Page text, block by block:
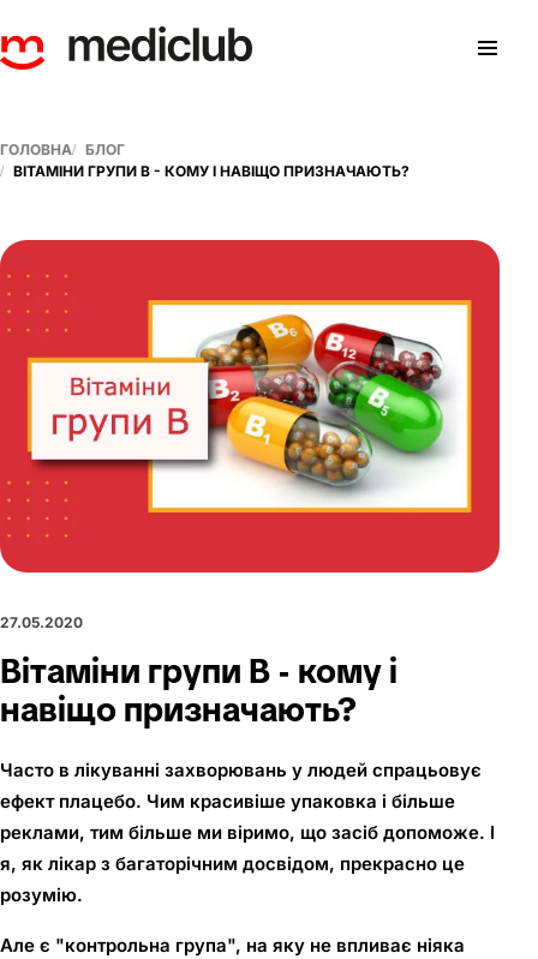
ГОЛОВНА
БЛОГ
ВІТАМІНИ ГРУПИ В - КОМУ І НАВІЩО ПРИЗНАЧАЮТЬ?
27.05.2020
Вітаміни групи В - кому і
навіщо призначають?
Часто в лікуванні захворювань у людей спрацьовує
ефект плацебо. Чим красивіше упаковка і більше
реклами, тим більше ми віримо, що засіб допоможе. І
я, як лікар з багаторічним досвідом, прекрасно це
розумію.
Але є "контрольна група", на яку не впливає ніяка